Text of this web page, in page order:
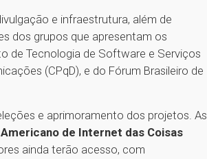
e infraestrutura, além de
dos grupos que apresentam os
de Tecnologia de Software e Serviços
(CPqD), e do Fórum Brasileiro de
e aprimoramento dos projetos. As
de Internet das Coisas
ainda terão acesso, com